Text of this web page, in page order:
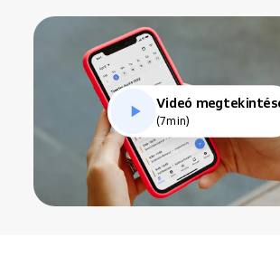
Videó
(7min)